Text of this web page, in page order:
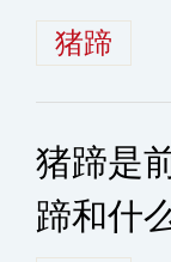
猪蹄
猪蹄是
蹄和什